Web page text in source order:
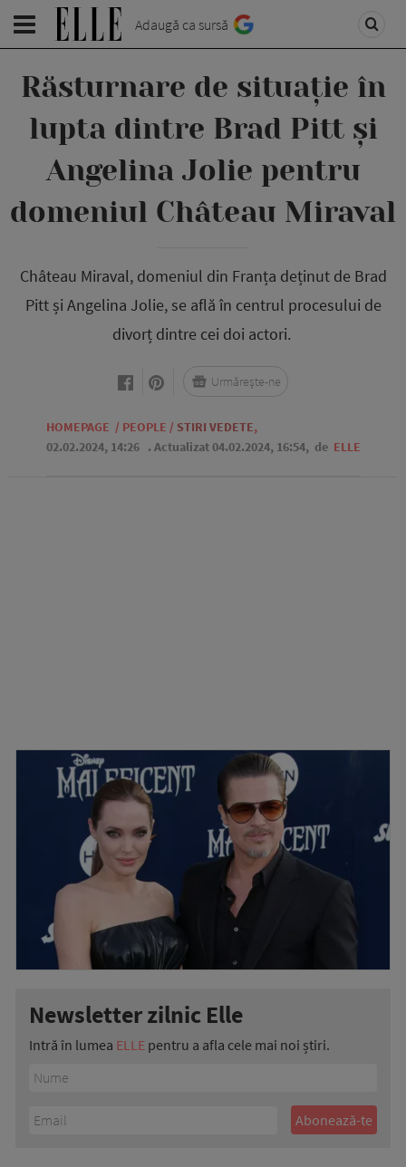
Adaugă ca sursă
Răsturnare de situație în
lupta dintre Brad Pitt și
Angelina Jolie pentru
domeniul Château Miraval
Château Miraval, domeniul din Franța deținut de Brad
Pitt și Angelina Jolie, se află în centrul procesului de
divorț dintre cei doi actori.
HOMEPAGE / PEOPLE / STIRI VEDETE,
02.02.2024, 14:26 . Actualizat 04.02.2024, 16:54, de ELLE
Urmărește-ne
Newsletter zilnic Elle
Intră în lumea ELLE pentru a afla cele mai noi știri.